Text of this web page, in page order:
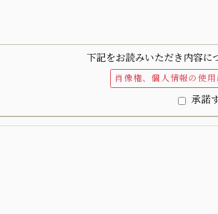
下記をお読みいただき内容に
肖像権、個人情報の使用
承諾